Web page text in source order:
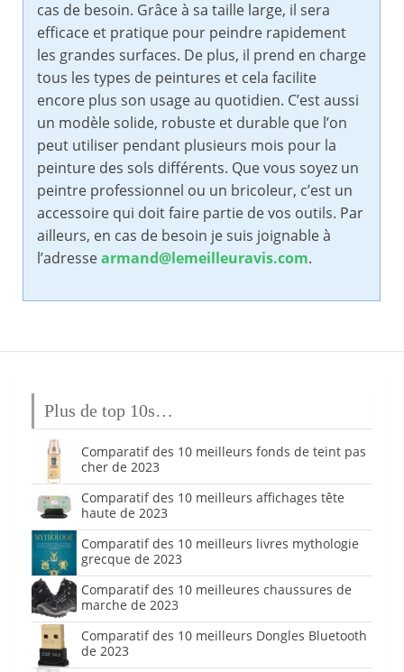
cas de besoin. Grâce à sa taille large, il sera
efficace et pratique pour peindre rapidement
les grandes surfaces. De plus, il prend en charge
tous les types de peintures et cela facilite
encore plus son usage au quotidien. C’est aussi
un modèle solide, robuste et durable que l’on
peut utiliser pendant plusieurs mois pour la
peinture des sols différents. Que vous soyez un
peintre professionnel ou un bricoleur, c’est un
accessoire qui doit faire partie de vos outils. Par
ailleurs, en cas de besoin je suis joignable à
l’adressearmand@lemeilleuravis.com.
Plus de top 10s…
Comparatif des 10 meilleurs fonds de teint pas
cher de 2023
Comparatif des 10 meilleurs affichages tête
haute de 2023
Comparatif des 10 meilleurs livres mythologie
grecque de 2023
Comparatif des 10 meilleures chaussures de
marche de 2023
Comparatif des 10 meilleurs Dongles Bluetooth
de 2023